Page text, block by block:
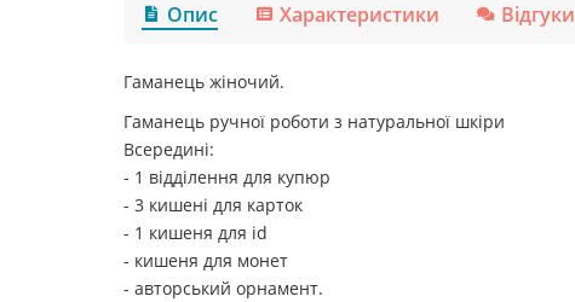
Опис Характеристики Відгуки
Гаманець жіночий.
Гаманець ручної роботи з натуральної шкіри
Всередині:
- 1 відділення для купюр
- 3 кишені для карток
- 1 кишеня для id
- кишеня для монет
- авторський орнамент.